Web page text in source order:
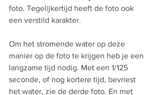
foto. Tegelijkertijd heeft de foto ook
een verstild karakter.
Om het stromende water op deze
manier op de foto te krijgen heb je een
langzame tijd nodig. Met een 1/125
seconde, of nog kortere tijd, bevriest
het water, zie de derde foto. En met